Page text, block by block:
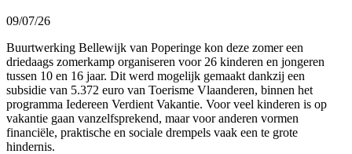
09/07/26
Buurtwerking Bellewijk van Poperinge kon deze zomer een
driedaags zomerkamp organiseren voor 26 kinderen en jongeren
tussen 10 en 16 jaar. Dit werd mogelijk gemaakt dankzij een
subsidie van 5.372 euro van Toerisme Vlaanderen, binnen het
programma Iedereen Verdient Vakantie. Voor veel kinderen is op
vakantie gaan vanzelfsprekend, maar voor anderen vormen
financiële, praktische en sociale drempels vaak een te grote
hindernis.